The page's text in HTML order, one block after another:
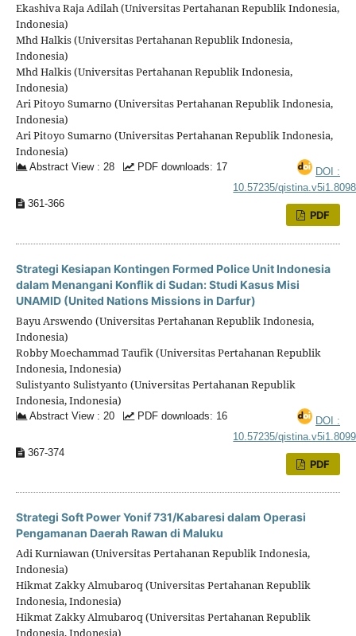
Ekashiva Raja Adilah (Universitas Pertahanan Republik Indonesia,
Indonesia)
Mhd Halkis (Universitas Pertahanan Republik Indonesia,
Indonesia)
Mhd Halkis (Universitas Pertahanan Republik Indonesia,
Indonesia)
Ari Pitoyo Sumarno (Universitas Pertahanan Republik Indonesia,
Indonesia)
Ari Pitoyo Sumarno (Universitas Pertahanan Republik Indonesia,
Indonesia)
Abstract View : 28 PDF downloads: 17
DOI :
10.57235/qistina.v5i1.8098
361-366
PDF
Strategi Kesiapan Kontingen Formed Police Unit Indonesia
dalam Menangani Konflik di Sudan: Studi Kasus Misi
UNAMID (United Nations Missions in Darfur)
Bayu Arswendo (Universitas Pertahanan Republik Indonesia,
Indonesia)
Robby Moechammad Taufik (Universitas Pertahanan Republik
Indonesia, Indonesia)
Sulistyanto Sulistyanto (Universitas Pertahanan Republik
Indonesia, Indonesia)
Abstract View : 20 PDF downloads: 16
DOI :
10.57235/qistina.v5i1.8099
367-374
PDF
Strategi Soft Power Yonif 731/Kabaresi dalam Operasi
Pengamanan Daerah Rawan di Maluku
Adi Kurniawan (Universitas Pertahanan Republik Indonesia,
Indonesia)
Hikmat Zakky Almubaroq (Universitas Pertahanan Republik
Indonesia, Indonesia)
Hikmat Zakky Almubaroq (Universitas Pertahanan Republik
Indonesia, Indonesia)